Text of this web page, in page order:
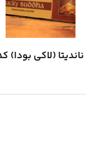
(لاکی بودا) کد